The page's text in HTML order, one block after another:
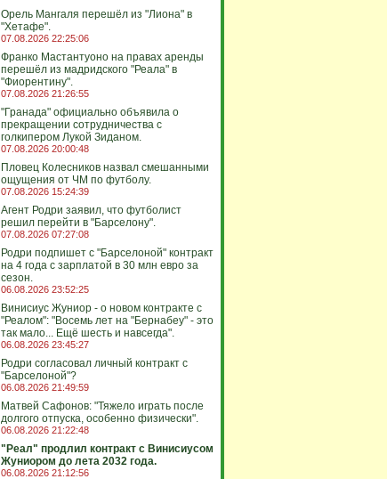
Орель Мангаля перешёл из "Лиона" в
"Хетафе".
07.08.2026 22:25:06
Франко Мастантуоно на правах аренды
перешёл из мадридского "Реала" в
"Фиорентину".
07.08.2026 21:26:55
"Гранада" официально объявила о
прекращении сотрудничества с
голкипером Лукой Зиданом.
07.08.2026 20:00:48
Пловец Колесников назвал смешанными
ощущения от ЧМ по футболу.
07.08.2026 15:24:39
Агент Родри заявил, что футболист
решил перейти в "Барселону".
07.08.2026 07:27:08
Родри подпишет с "Барселоной" контракт
на 4 года с зарплатой в 30 млн евро за
сезон.
06.08.2026 23:52:25
Винисиус Жуниор - о новом контракте с
"Реалом": "Восемь лет на "Бернабеу" - это
так мало... Ещё шесть и навсегда".
06.08.2026 23:45:27
Родри согласовал личный контракт с
"Барселоной"?
06.08.2026 21:49:59
Матвей Сафонов: "Тяжело играть после
долгого отпуска, особенно физически".
06.08.2026 21:22:48
"Реал" продлил контракт с Винисиусом
Жуниором до лета 2032 года.
06.08.2026 21:12:56